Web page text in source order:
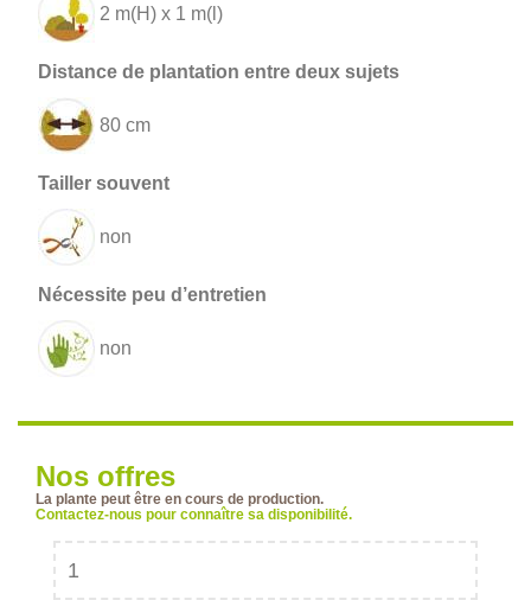
2 m(H) x 1 m(l)
80 cm
non
non
Nos offres
La plante peut être en cours de production.
Contactez-nous pour connaître sa disponibilité.
1